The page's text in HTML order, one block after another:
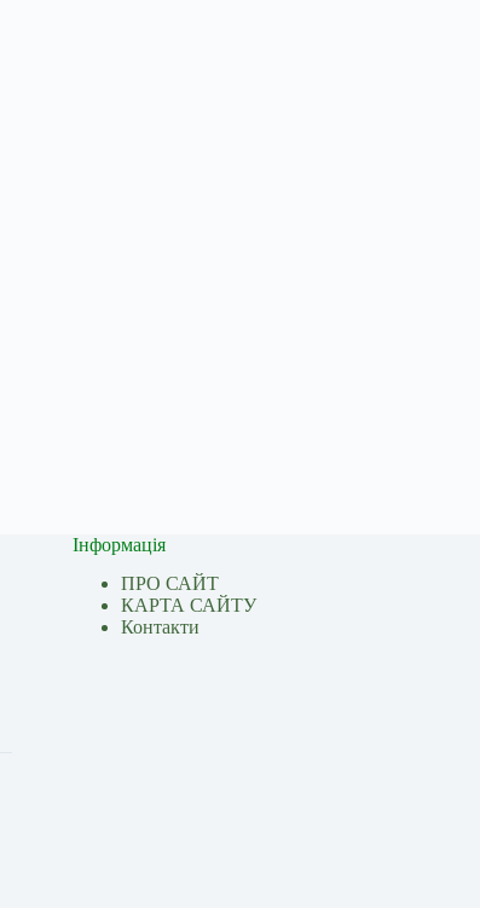
Інформація
ПРО САЙТ
КАРТА САЙТУ
Контакти